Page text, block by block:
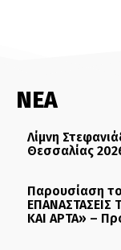
ΝΕΑ
Λίμνη
Θεσσαλίας
Παρουσίαση
ΕΠΑΝΑΣΤΑΣΕΙΣ
ΚΑΙ ΑΡΤΑ» –